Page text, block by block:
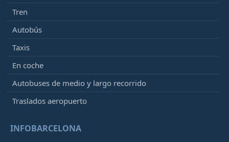
Tren
Autobús
Taxis
En coche
Autobuses de medio y largo recorrido
Traslados aeropuerto
INFOBARCELONA